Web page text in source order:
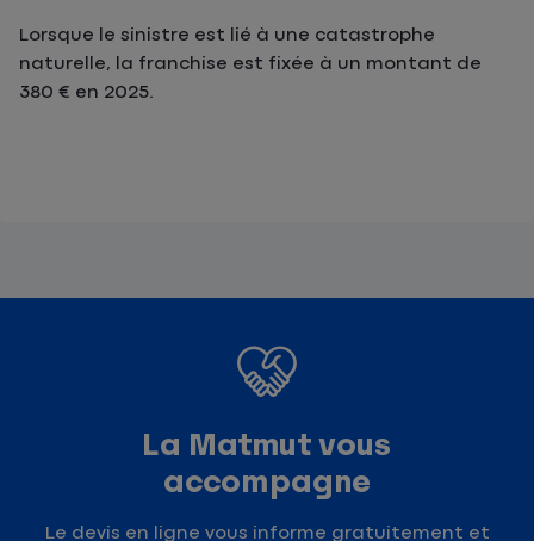
Lorsque le sinistre est lié à une catastrophe
naturelle, la franchise est fixée à un montant de
380 € en 2025.
La Matmut vous
accompagne
Le devis en ligne vous informe gratuitement et